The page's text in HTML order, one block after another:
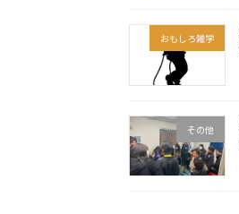
おもしろ雑学
その他